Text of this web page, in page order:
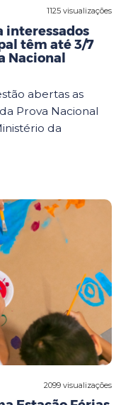
1125 visualizações
interessados
têm até 3/7
Nacional
abertas as
Prova Nacional
da
2099 visualizações